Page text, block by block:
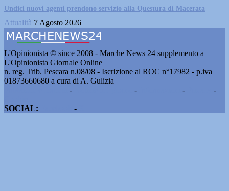
Undici nuovi agenti prendono servizio alla Questura di Macerata
Attualità 7 Agosto 2026
L'Opinionista © since 2008 - Marche News 24 supplemento a
L'Opinionista Giornale Online
n. reg. Trib. Pescara n.08/08 - Iscrizione al ROC n°17982 - p.iva
01873660680 a cura di A. Gulizia
- - -
-
SOCIAL:
-